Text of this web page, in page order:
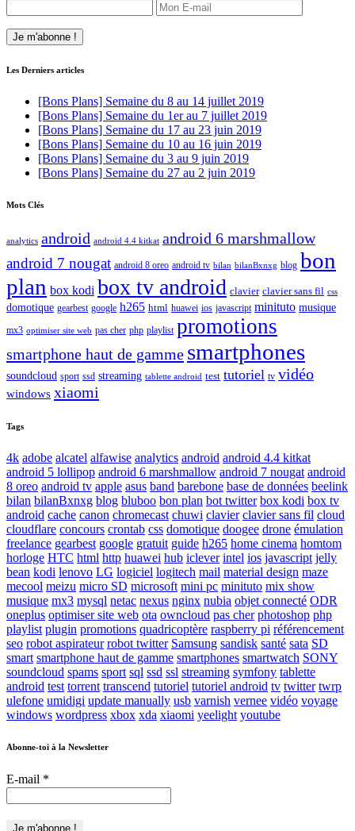
Les Derniers articles
[Bons Plans] Semaine du 8 au 14 juillet 2019
[Bons Plans] Semaine du 1er au 7 juillet 2019
[Bons Plans] Semaine du 17 au 23 juin 2019
[Bons Plans] Semaine du 10 au 16 juin 2019
[Bons Plans] Semaine du 3 au 9 juin 2019
[Bons Plans] Semaine du 27 au 2 juin 2019
Mots Clés
analytics android android 4.4 kitkat android 6 marshmallow
android 7 nougat android 8 oreo android tv bilan bilanBxnxg blog bon
plan box kodi box tv android clavier clavier sans fil css
domotique gearbest google h265 html huawei ios javascript minituto musique
mx3 optimiser site web pas cher php playlist promotions
smartphone haut de gamme smartphones
soundcloud sport ssd streaming tablette android test tutoriel tv vidéo
windows xiaomi
Tags
4k adobe alcatel alfawise analytics android android 4.4 kitkat
android 5 lollipop android 6 marshmallow android 7 nougat android
8 oreo android tv apple asus band barebone base de données beelink
bilan bilanBxnxg blog bluboo bon plan bot twitter box kodi box tv
android cache canon chromecast chuwi clavier clavier sans fil cloud
cloudflare concours crontab css domotique doogee drone émulation
freelance gearbest google gratuit guide h265 home cinema homtom
horloge HTC html http huawei hub iclever intel ios javascript jelly
bean kodi lenovo LG logiciel logitech mail material design maze
mecool meizu micro SD microsoft mini pc minituto mix show
musique mx3 mysql netac nexus nginx nubia objet connecté ODR
oneplus optimiser site web ota owncloud pas cher photoshop php
playlist plugin promotions quadricoptère raspberry pi référencement
seo robot aspirateur robot twitter Samsung sandisk santé sata SD
smart smartphone haut de gamme smartphones smartwatch SONY
soundcloud spams sport sql ssd ssl streaming symfony tablette
android test torrent transcend tutoriel tutoriel android tv twitter twrp
ulefone umidigi update manually usb varnish vernee vidéo voyage
windows wordpress xbox xda xiaomi yeelight youtube
Abonne-toi à la Newsletter
E-mail *